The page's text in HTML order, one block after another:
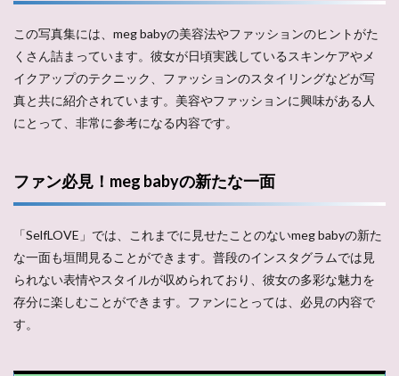
この写真集には、meg babyの美容法やファッションのヒントがた
くさん詰まっています。彼女が日頃実践しているスキンケアやメ
イクアップのテクニック、ファッションのスタイリングなどが写
真と共に紹介されています。美容やファッションに興味がある人
にとって、非常に参考になる内容です。
ファン必見！meg babyの新たな一面
「SelfLOVE」では、これまでに見せたことのないmeg babyの新た
な一面も垣間見ることができます。普段のインスタグラムでは見
られない表情やスタイルが収められており、彼女の多彩な魅力を
存分に楽しむことができます。ファンにとっては、必見の内容で
す。